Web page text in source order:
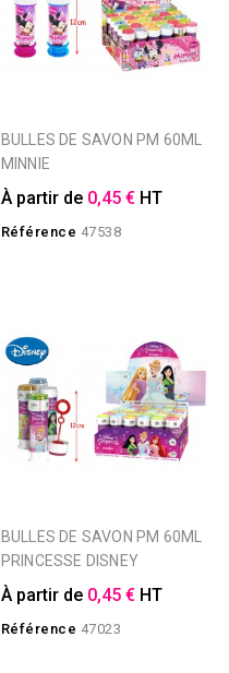
BULLES DE SAVON PM 60ML
MINNIE
À partir de 0,45 € HT
Référence 47538
BULLES DE SAVON PM 60ML
PRINCESSE DISNEY
À partir de 0,45 € HT
Référence 47023